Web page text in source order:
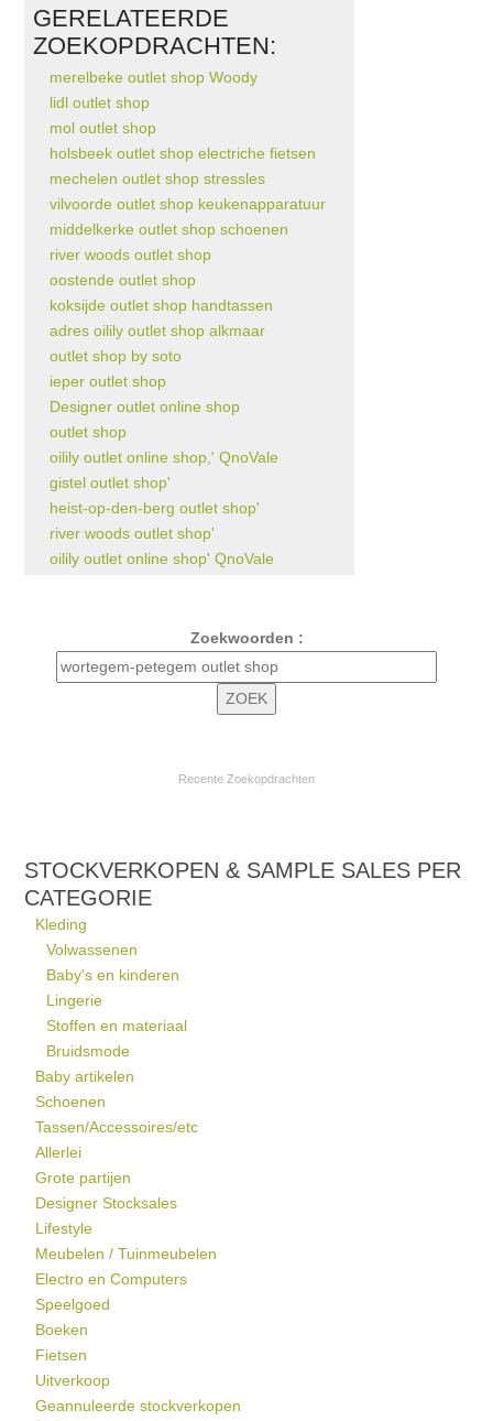
GERELATEERDE
ZOEKOPDRACHTEN:
merelbeke outlet shop Woody
lidl outlet shop
mol outlet shop
holsbeek outlet shop electriche fietsen
mechelen outlet shop stressles
vilvoorde outlet shop keukenapparatuur
middelkerke outlet shop schoenen
river woods outlet shop
oostende outlet shop
koksijde outlet shop handtassen
adres oilily outlet shop alkmaar
outlet shop by soto
ieper outlet shop
Designer outlet online shop
outlet shop
oilily outlet online shop,' QnoVale
gistel outlet shop'
heist-op-den-berg outlet shop'
river woods outlet shop'
oilily outlet online shop' QnoVale
Zoekwoorden :
Recente Zoekopdrachten
STOCKVERKOPEN & SAMPLE SALES PER
CATEGORIE
Kleding
Volwassenen
Baby's en kinderen
Lingerie
Stoffen en materiaal
Bruidsmode
Baby artikelen
Schoenen
Tassen/Accessoires/etc
Allerlei
Grote partijen
Designer Stocksales
Lifestyle
Meubelen / Tuinmeubelen
Electro en Computers
Speelgoed
Boeken
Fietsen
Uitverkoop
Geannuleerde stockverkopen